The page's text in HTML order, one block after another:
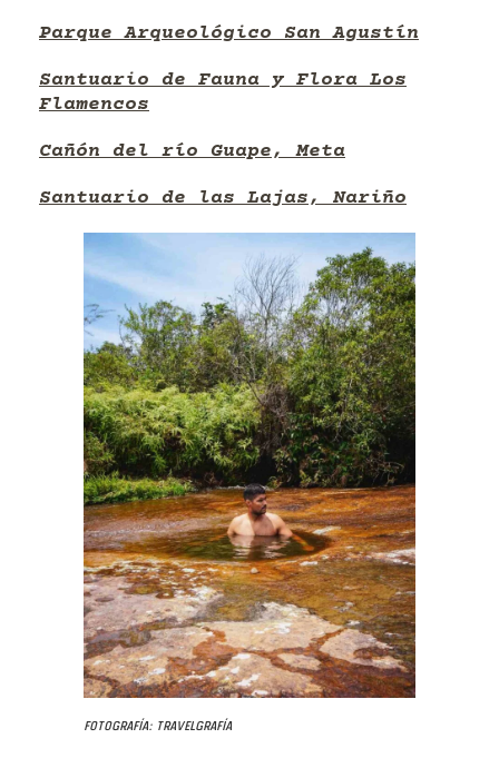
Parque Arqueológico San Agustín
Santuario de Fauna y Flora Los
Flamencos
Cañón del río Guape, Meta
Santuario de las Lajas, Nariño
Fotografía: Travelgrafía